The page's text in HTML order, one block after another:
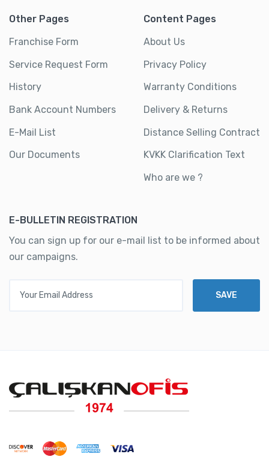
Other Pages
Franchise Form
Service Request Form
History
Bank Account Numbers
E-Mail List
Our Documents
Content Pages
About Us
Privacy Policy
Warranty Conditions
Delivery & Returns
Distance Selling Contract
KVKK Clarification Text
Who are we ?
E-BULLETIN REGISTRATION
You can sign up for our e-mail list to be informed about
our campaigns.
SAVE